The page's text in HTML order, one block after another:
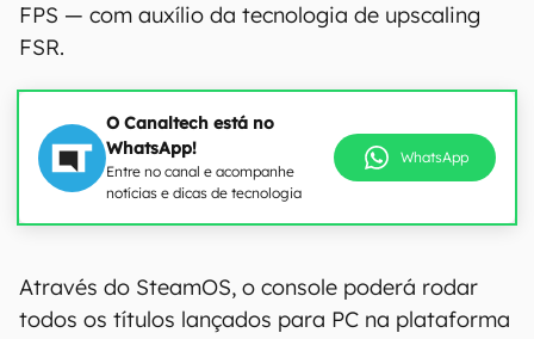
FPS — com auxílio da tecnologia de upscaling
FSR.
O Canaltech está no
WhatsApp!
Entre no canal e acompanhe
notícias e dicas de tecnologia
WhatsApp